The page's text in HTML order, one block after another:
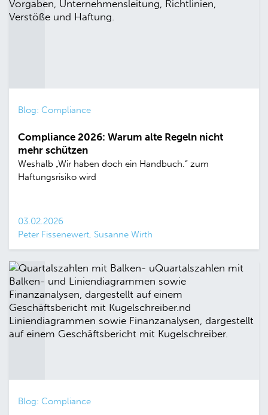
Blog: Compliance
Compliance 2026: Warum alte Regeln nicht
mehr schützen
Weshalb „Wir haben doch ein Handbuch.“ zum
Haftungsrisiko wird
03.02.2026
Peter Fissenewert, Susanne Wirth
Blog: Compliance